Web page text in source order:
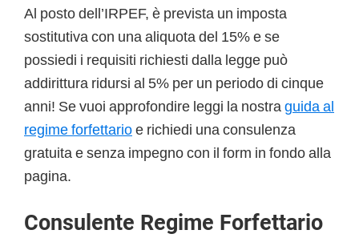
Al posto dell’IRPEF, è prevista un imposta
sostitutiva con una aliquota del 15% e se
possiedi i requisiti richiesti dalla legge può
addirittura ridursi al 5% per un periodo di cinque
anni! Se vuoi approfondire leggi la nostra guida al
regime forfettarioe richiedi una consulenza
gratuita e senza impegno con il form in fondo alla
pagina.
Consulente Regime Forfettario